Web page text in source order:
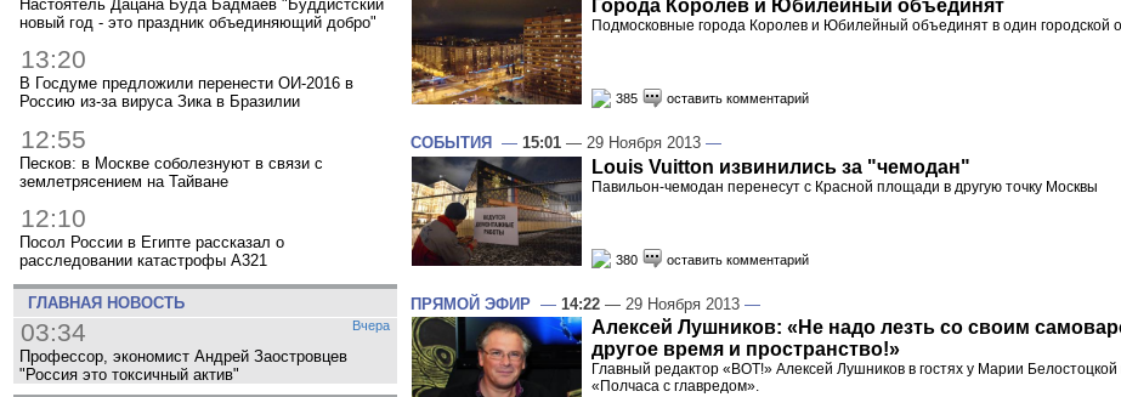
Настоятель Дацана Буда Бадмаев "Буддистский
новый год - это праздник объединяющий добро"
13:20
В Госдуме предложили перенести ОИ-2016 в
Россию из-за вируса Зика в Бразилии
12:55
Песков: в Москве соболезнуют в связи с
землетрясением на Тайване
12:10
Посол России в Египте рассказал о
расследовании катастрофы A321
ГЛАВНАЯ НОВОСТЬ
Вчера
03:34
Профессор, экономист Андрей Заостровцев
"Россия это токсичный актив"
Города Королев и Юбилейный объединят
Подмосковные города Королев и Юбилейный объединят в один городской
385 оставить комментарий
СОБЫТИЯ — 15:01 — 29 Ноября 2013 —
Louis Vuitton извинились за "чемодан"
Павильон-чемодан перенесут с Красной площади в другую точку Москвы
380 оставить комментарий
ПРЯМОЙ ЭФИР — 14:22 — 29 Ноября 2013 —
Алексей Лушников: «Не надо лезть со своим
другое время и пространство!»
Главный редактор «ВОТ!» Алексей Лушников в гостях у Марии Белостоцкой
«Полчаса с главредом».